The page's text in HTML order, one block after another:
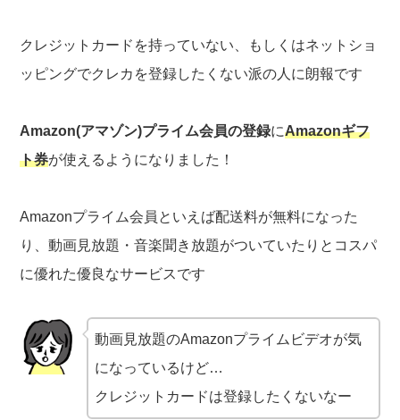
クレジットカードを持っていない、もしくはネットショ
ッピングでクレカを登録したくない派の人に朗報です
Amazon(アマゾン)プライム会員の登録にAmazonギフ
ト券が使えるようになりました！
Amazonプライム会員といえば配送料が無料になった
り、動画見放題・音楽聞き放題がついていたりとコスパ
に優れた優良なサービスです
動画見放題のAmazonプライムビデオが気
になっているけど…
クレジットカードは登録したくないなー